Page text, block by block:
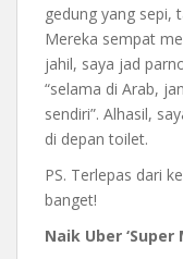
gedung yang sepi,
Mereka sempat
jahil, saya jad
“selama di Arab,
sendiri”. Alhasil,
di depan toilet.
PS. Terlepas dari
banget!
Naik Uber ‘Super